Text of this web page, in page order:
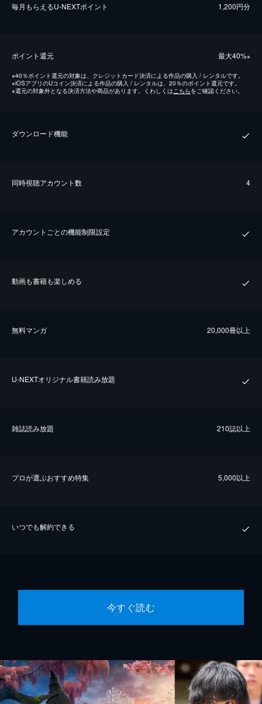
毎⽉もらえるU-NEXTポイント 1,200円分
ポイント還元 最⼤40%※
※40％ポイント還元の対象は、クレジットカード決済による作品の購入 / レンタルです。
※iOSアプリのUコイン決済による作品の購入 / レンタルは、20％のポイント還元です。
※還元の対象外となる決済方法や商品があります。くわしくは こちらをご確認ください。
ダウンロード機能
同時視聴アカウント数 4
アカウントごとの機能制限設定
動画も書籍も楽しめる
無料マンガ 20,000冊以上
U-NEXTオリジナル書籍読み放題
雑誌読み放題 210誌以上
プロが選ぶおすすめ特集 5,000以上
いつでも解約できる
今すぐ読む